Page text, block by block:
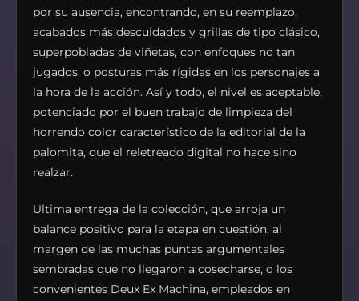
por su ausencia, encontrando, en su reemplazo,
acabados más descuidados y grillas de tipo clásico,
superpobladas de viñetas, con enfoques no tan
jugados, o posturas más rígidas en los personajes a
la hora de la acción. Así y todo, el nivel es aceptable,
potenciado por el buen trabajo de limpieza del
horrendo color característico de la editorial de la
palomita, que el reletreado digital no hace sino
realzar.
Ultima entrega de la colección, que arroja un
balance positivo para la etapa en cuestión, al
margen de las muchas puntas argumentales
sembradas que no llegaron a cosecharse, o los
convenientes Deux Ex Machina, empleados en